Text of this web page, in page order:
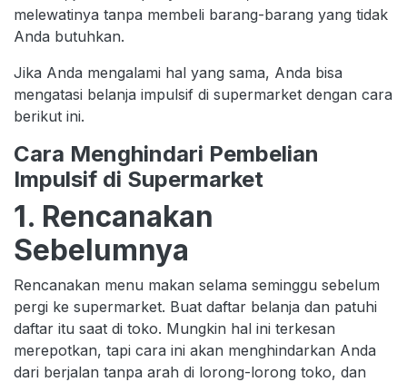
melewatinya tanpa membeli barang-barang yang tidak
Anda butuhkan.
Jika Anda mengalami hal yang sama, Anda bisa
mengatasi belanja impulsif di supermarket dengan cara
berikut ini.
Cara Menghindari Pembelian
Impulsif di Supermarket
1. Rencanakan
Sebelumnya
Rencanakan menu makan selama seminggu sebelum
pergi ke supermarket. Buat daftar belanja dan patuhi
daftar itu saat di toko. Mungkin hal ini terkesan
merepotkan, tapi cara ini akan menghindarkan Anda
dari berjalan tanpa arah di lorong-lorong toko, dan